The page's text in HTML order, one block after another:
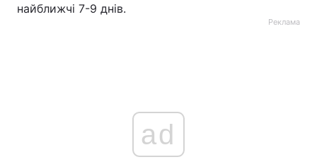
найближчі 7-9 днів.
Реклама
ad